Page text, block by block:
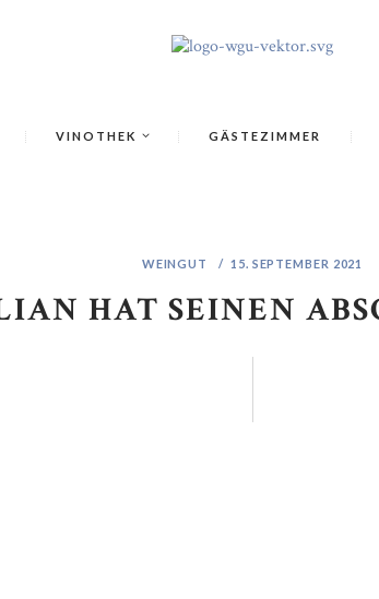
VINOTHEK GÄSTEZIMMER
WEINGUT 15. SEPTEMBER 2021
HAT SEINEN